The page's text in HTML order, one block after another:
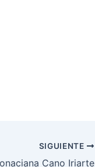
SIGUIENTE
Cano Iriarte